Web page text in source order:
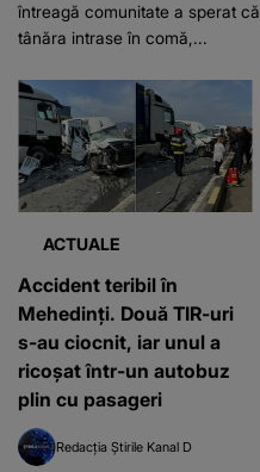
întreagă comunitate a sperat
tânăra intrase în comă,...
ACTUALE
Accident teribil în
Mehedinți. Două TIR-uri
s-au ciocnit, iar unul a
ricoșat într-un autobuz
plin cu pasageri
Redacția Știrile Kanal D